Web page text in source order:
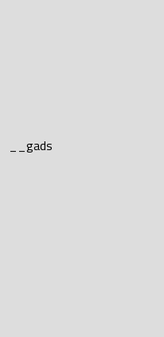
__gads